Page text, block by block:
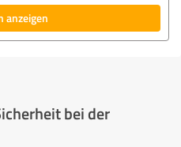
anzeigen
bei der